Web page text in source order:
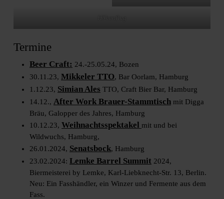
Termine
Beer Craft: 24.-25.05.24, Bozen
30.11.23, Mikkeler TTO, Bar Oorlam, Hamburg
1.12.23, Simian Ales TTO, Craft Bier Bar, Hamburg
14.12., After Work Brauer-Stammtisch mit Digga
Bräu, Galopper des Jahres, Hamburg
10.12.23, Weihnachtsspektakel mit und bei
Wildwuchs, Hamburg,
26.01.2024, Senatsbock, Hamburg
23.02.2024: Lemke Barrel Summit 2024,
Biermeisterei by Lemke, Karl-Liebknecht-Str. 13, Berlin.
Neu: Ein Fasshändler, ein Winzer und Fermente aus dem
Fass.